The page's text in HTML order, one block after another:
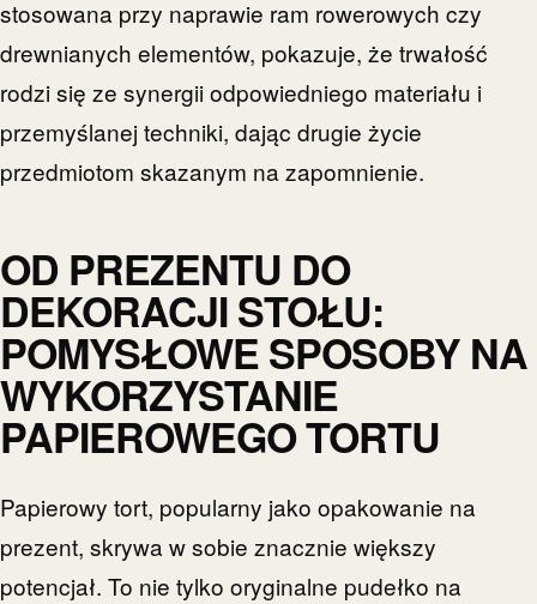
stosowana przy naprawie ram rowerowych czy
drewnianych elementów, pokazuje, że trwałość
rodzi się ze synergii odpowiedniego materiału i
przemyślanej techniki, dając drugie życie
przedmiotom skazanym na zapomnienie.
OD PREZENTU DO
DEKORACJI STOŁU:
POMYSŁOWE SPOSOBY NA
WYKORZYSTANIE
PAPIEROWEGO TORTU
Papierowy tort, popularny jako opakowanie na
prezent, skrywa w sobie znacznie większy
potencjał. To nie tylko oryginalne pudełko na